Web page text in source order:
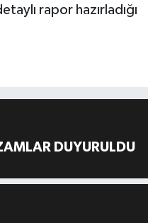
rapor hazırladığı
DUYURULDU